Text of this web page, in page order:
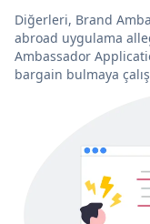
Diğerleri, Brand
abroad uygulama
Ambassador
bargain bulmaya